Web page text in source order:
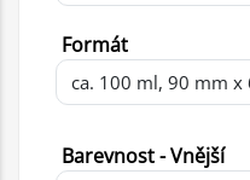
Formát
Barevnost - Vnější